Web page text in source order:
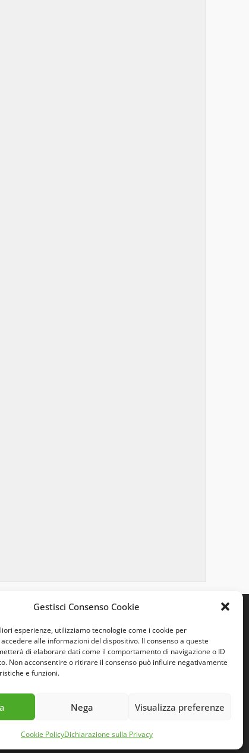
Gestisci Consenso Cookie
esperienze, utilizziamo tecnologie come i cookie per
alle informazioni del dispositivo. Il consenso a queste
di elaborare dati come il comportamento di navigazione o ID
Non acconsentire o ritirare il consenso può influire negativamente
e funzioni.
Nega Visualizza preferenze
Cookie PolicyDichiarazione sulla Privacy